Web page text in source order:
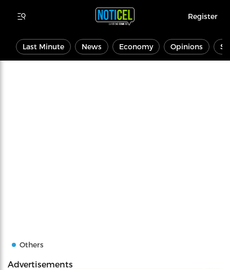
Register
Last Minute News Economy Opinions
Others
Advertisements